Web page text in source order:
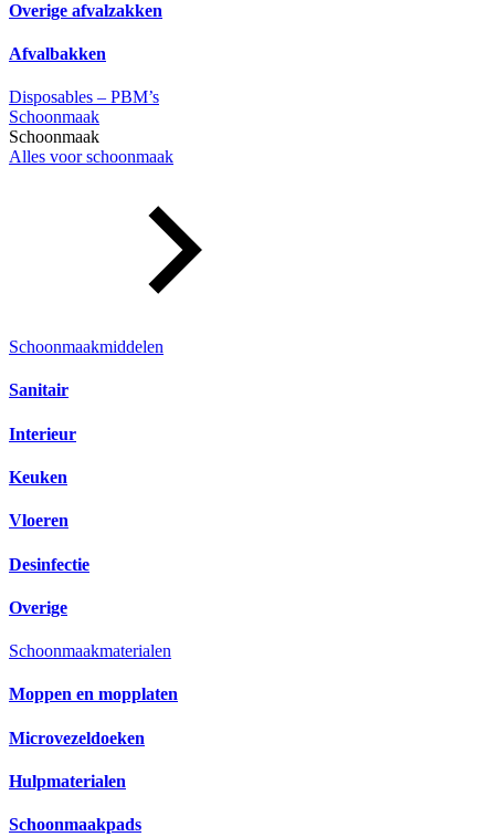
Overige afvalzakken
Afvalbakken
Disposables – PBM’s
Schoonmaak
Schoonmaak
Alles voor schoonmaak
Schoonmaakmiddelen
Sanitair
Interieur
Keuken
Vloeren
Desinfectie
Overige
Schoonmaakmaterialen
Moppen en mopplaten
Microvezeldoeken
Hulpmaterialen
Schoonmaakpads